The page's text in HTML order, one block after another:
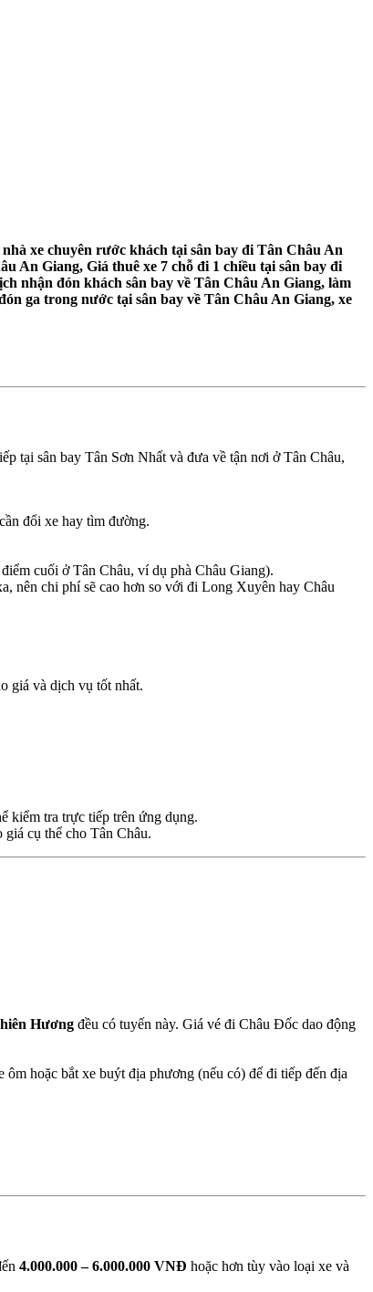
xe chuyên rước khách tại sân bay đi Tân Châu An
An Giang, Giá thuê xe 7 chỗ đi 1 chiều tại sân bay đi
nhận đón khách sân bay về Tân Châu An Giang, làm
ga trong nước tại sân bay về Tân Châu An Giang, xe
tại sân bay Tân Sơn Nhất và đưa về tận nơi ở Tân Châu,
đổi xe hay tìm đường.
cuối ở Tân Châu, ví dụ phà Châu Giang).
nên chi phí sẽ cao hơn so với đi Long Xuyên hay Châu
giá và dịch vụ tốt nhất.
kiểm tra trực tiếp trên ứng dụng.
cụ thể cho Tân Châu.
Hương đều có tuyến này. Giá vé đi Châu Đốc dao động
hoặc bắt xe buýt địa phương (nếu có) để đi tiếp đến địa
4.000.000 – 6.000.000 VNĐ hoặc hơn tùy vào loại xe và